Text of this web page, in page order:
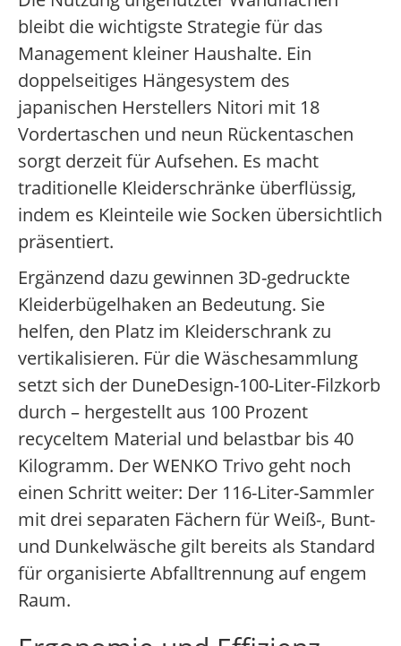
bleibt die wichtigste Strategie für das
Management kleiner Haushalte. Ein
doppelseitiges Hängesystem des
japanischen Herstellers Nitori mit 18
Vordertaschen und neun Rückentaschen
sorgt derzeit für Aufsehen. Es macht
traditionelle Kleiderschränke überflüssig,
indem es Kleinteile wie Socken übersichtlich
präsentiert.
Ergänzend dazu gewinnen 3D-gedruckte
Kleiderbügelhaken an Bedeutung. Sie
helfen, den Platz im Kleiderschrank zu
vertikalisieren. Für die Wäschesammlung
setzt sich der DuneDesign-100-Liter-Filzkorb
durch – hergestellt aus 100 Prozent
recyceltem Material und belastbar bis 40
Kilogramm. Der WENKO Trivo geht noch
einen Schritt weiter: Der 116-Liter-Sammler
mit drei separaten Fächern für Weiß-, Bunt-
und Dunkelwäsche gilt bereits als Standard
für organisierte Abfalltrennung auf engem
Raum.